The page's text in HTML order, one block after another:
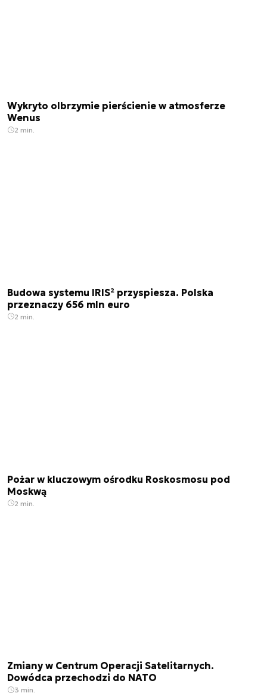
Wykryto olbrzymie pierścienie w atmosferze
Wenus
2 min.
Budowa systemu IRIS² przyspiesza. Polska
przeznaczy 656 mln euro
2 min.
Pożar w kluczowym ośrodku Roskosmosu pod
Moskwą
2 min.
Zmiany w Centrum Operacji Satelitarnych.
Dowódca przechodzi do NATO
3 min.